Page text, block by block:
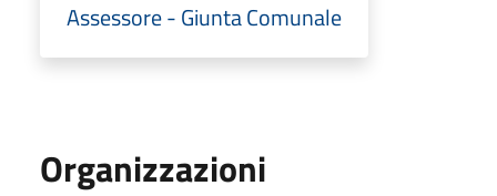
Assessore - Giunta Comunale
Organizzazioni